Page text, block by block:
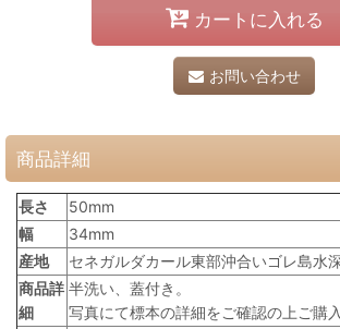
カートに入れる
お問い合わせ
商品詳細
長さ
50mm
幅
34mm
産地
セネガルダカール東部沖合いゴレ島水
商品詳
細
半洗い、蓋付き。
写真にて標本の詳細をご確認の上ご購